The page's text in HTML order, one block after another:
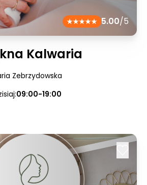
5.00/5
Kalwaria
Zebrzydowska
09:00-19:00